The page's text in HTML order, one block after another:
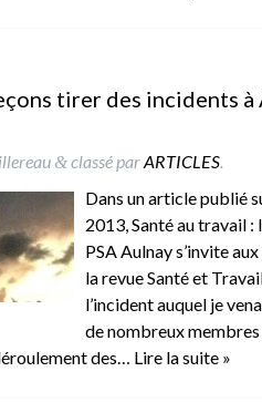
tirer des incidents à
&classé parARTICLES.
Dans un article publié
2013, Santé au travail
PSA Aulnay s’invite
la revue Santé et
l’incident auquel je
de nombreux
des… Lire la suite »